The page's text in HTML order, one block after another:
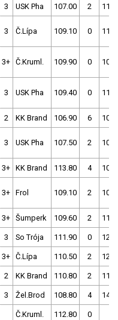
3 USK Pha 107.00 2
3 Č.Lípa 109.10 0
3+ Č.Kruml. 109.90 0
3 USK Pha 109.40 0
2 KK Brand 106.90 6
3 USK Pha 107.50 2
3+ KK Brand 113.80 4
3+ Frol 109.10 2
3+ Šumperk 109.60 2
3 So Trója 111.90 0
3+ Č.Lípa 110.50 2
2 KK Brand 110.80 2
3 Žel.Brod 108.80 4
Č.Kruml. 112.80 0